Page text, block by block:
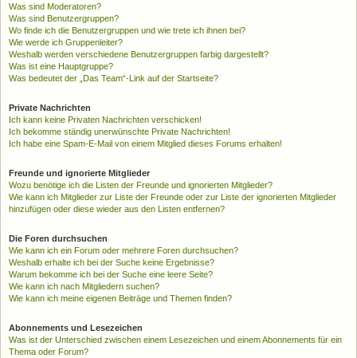
Was sind Moderatoren?
Was sind Benutzergruppen?
Wo finde ich die Benutzergruppen und wie trete ich ihnen bei?
Wie werde ich Gruppenleiter?
Weshalb werden verschiedene Benutzergruppen farbig dargestellt?
Was ist eine Hauptgruppe?
Was bedeutet der „Das Team“-Link auf der Startseite?
Private Nachrichten
Ich kann keine Privaten Nachrichten verschicken!
Ich bekomme ständig unerwünschte Private Nachrichten!
Ich habe eine Spam-E-Mail von einem Mitglied dieses Forums erhalten!
Freunde und ignorierte Mitglieder
Wozu benötige ich die Listen der Freunde und ignorierten Mitglieder?
Wie kann ich Mitglieder zur Liste der Freunde oder zur Liste der ignorierten Mitglieder
hinzufügen oder diese wieder aus den Listen entfernen?
Die Foren durchsuchen
Wie kann ich ein Forum oder mehrere Foren durchsuchen?
Weshalb erhalte ich bei der Suche keine Ergebnisse?
Warum bekomme ich bei der Suche eine leere Seite?
Wie kann ich nach Mitgliedern suchen?
Wie kann ich meine eigenen Beiträge und Themen finden?
Abonnements und Lesezeichen
Was ist der Unterschied zwischen einem Lesezeichen und einem Abonnements für ein
Thema oder Forum?